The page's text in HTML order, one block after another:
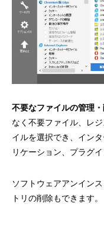
不要なファイルの管理
なく不要ファイル、レ
イルを選択でき、イン
リケーション、プラグイ
ソフトウェアアンイン
トリの削除もできます。